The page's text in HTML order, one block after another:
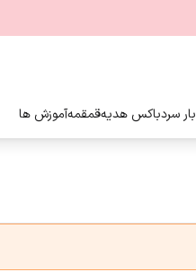
بار سردباکس هدیهقمقمهآموزش ها